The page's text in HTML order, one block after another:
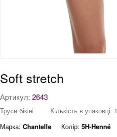
Soft stretch
Артикул: 2643
Труси бікіні
Кількість в упаковці: 1
Марка: Chantelle Колір: 5H-Henné